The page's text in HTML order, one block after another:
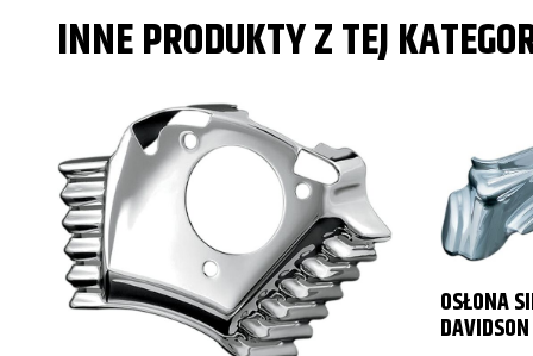
INNE PRODUKTY Z TEJ
OSŁONA
DAVIDSON